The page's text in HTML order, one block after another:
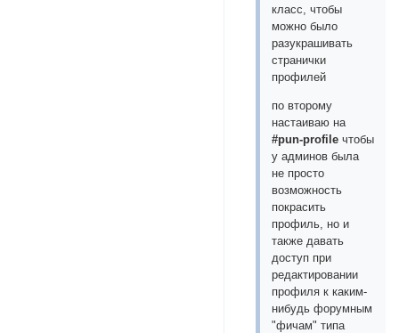
класс, чтобы
можно было
разукрашивать
странички
профилей
по второму
настаиваю на
#pun-profile чтобы
у админов была
не просто
возможность
покрасить
профиль, но и
также давать
доступ при
редактировании
профиля к каким-
нибудь форумным
"фичам" типа